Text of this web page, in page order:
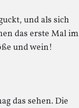
und als sich
das erste Mal im
und wein!
das sehen. Die